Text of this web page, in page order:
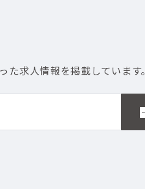
求人情報を掲載しています。